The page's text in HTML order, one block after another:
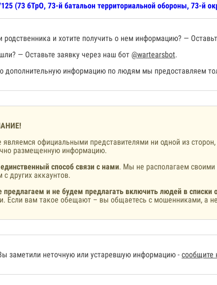
(73 бТрО, 73-й батальон территориальной обороны, 73-й
родственника и хотите получить о нем информацию? —
— Оставьте заявку через наш бот @wartearsbot.
дополнительную информацию по людям мы предоставляем
официальными представителями ни одной из сторон,
размещенную информацию.
способ связи с нами. Мы не располагаем
с других аккаунтов.
и не будем предлагать включить людей в списки
Если вам такое обещают – вы общаетесь с мошенниками, а
заметили неточную или устаревшую информацию - сообщите